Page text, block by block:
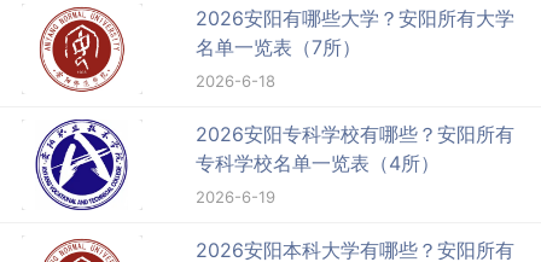
2026安阳有哪些大学？安阳所有大学
名单一览表（7所）
2026-6-18
2026安阳专科学校有哪些？安阳所有
专科学校名单一览表（4所）
2026-6-19
2026安阳本科大学有哪些？安阳所有